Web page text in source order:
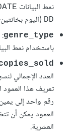
نمط البيانات
DD (اليوم
genre_type
:
باستخدام نمط
العدد الإجمالي
رقم واحد إلى
العمود يمكن أن
العشرية.